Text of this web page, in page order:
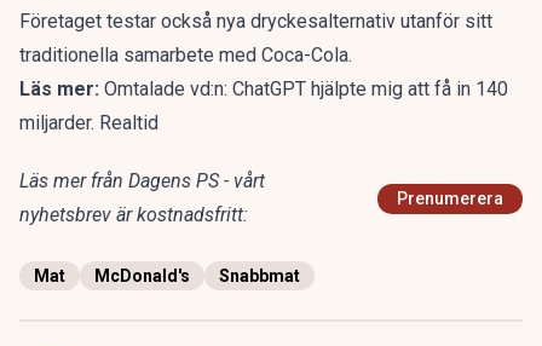
Företaget testar också nya dryckesalternativ utanför sitt
traditionella samarbete med Coca-Cola.
Läs mer: Omtalade vd:n: ChatGPT hjälpte mig att få in 140
miljarder. Realtid
Läs mer från Dagens PS - vårt
nyhetsbrev är kostnadsfritt:
Prenumerera
Mat McDonald's Snabbmat